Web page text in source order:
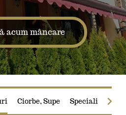
acum mâncare
Ciorbe, Supe Specialitatea